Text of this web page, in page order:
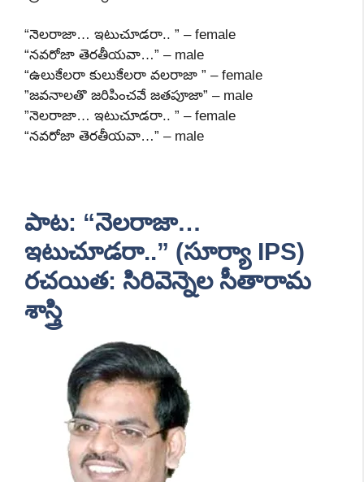
“నెలరాజా… ఇటుచూడరా.. ” – female
“నవరోజా తెరతీయవా…” – male
“ఉలుకేలరా కులుకేలరా వలరాజా ” – female
”జవనాలతొ జరిపించవే జతపూజా” – male
”నెలరాజా… ఇటుచూడరా.. ” – female
“నవరోజా తెరతీయవా…” – male
పాట: “నెలరాజా…
ఇటుచూడరా..” (సూర్యా IPS)
రచయిత: సిరివెన్నెల సీతారామ
శాస్త్రి